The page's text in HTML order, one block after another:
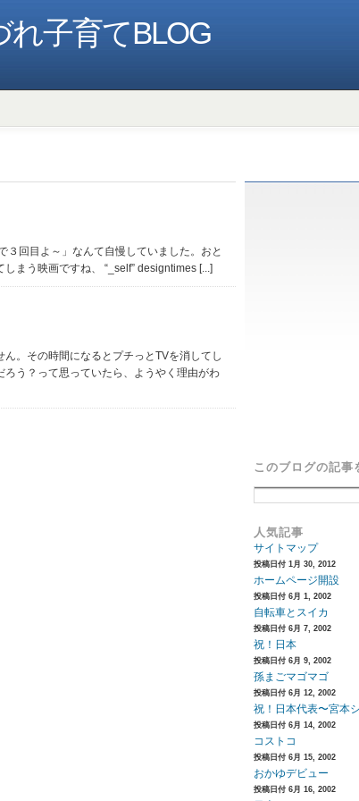
子育てBLOG
３回目よ～」なんて自慢していました。おと
まう映画ですね、 “_self” designtimes [...]
。その時間になるとプチっとTVを消してし
う？って思っていたら、ようやく理由がわ
このブログの記事
人気記事
サイトマップ
投稿日付 1月 30, 2012
ホームページ開設
投稿日付 6月 1, 2002
自転車とスイカ
投稿日付 6月 7, 2002
祝！日本
投稿日付 6月 9, 2002
孫まごマゴマゴ
投稿日付 6月 12, 2002
祝！日本代表〜宮本
投稿日付 6月 14, 2002
コストコ
投稿日付 6月 15, 2002
おかゆデビュー
投稿日付 6月 16, 2002